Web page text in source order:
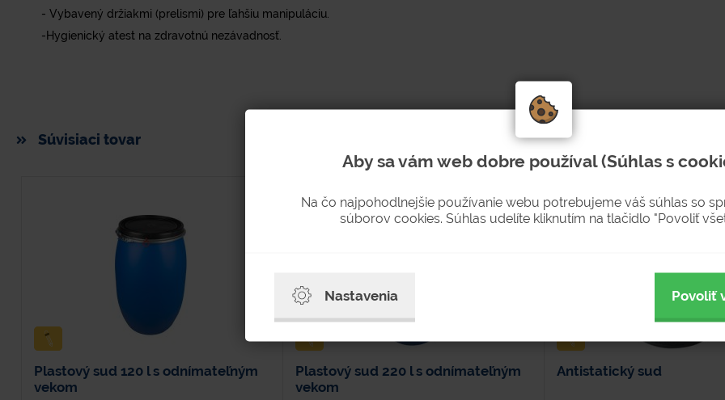
- Vybavený držiakmi (prelismi) pre ľahšiu manipuláciu.
-Hygienický atest na zdravotnú nezávadnosť.
Súvisiaci tovar
Plastový sud 120 l s odnímateľným
vekom
Plastový sud 220 l s odnímateľným
vekom
Antistatický sud
Aby sa vám web dobre používal (Súhlas s
Na čo najpohodlnejšie používanie webu potrebujeme váš súhlas so
súborov cookies. Súhlas udelíte kliknutím na tlačidlo "Povoliť
Nastavenia Povoliť